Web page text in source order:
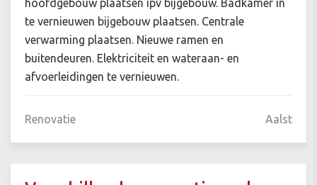
hoofdgebouw plaatsen ipv bijgebouw. Badkamer in
te vernieuwen bijgebouw plaatsen. Centrale
verwarming plaatsen. Nieuwe ramen en
buitendeuren. Elektriciteit en wateraan- en
afvoerleidingen te vernieuwen.
Renovatie Aalst